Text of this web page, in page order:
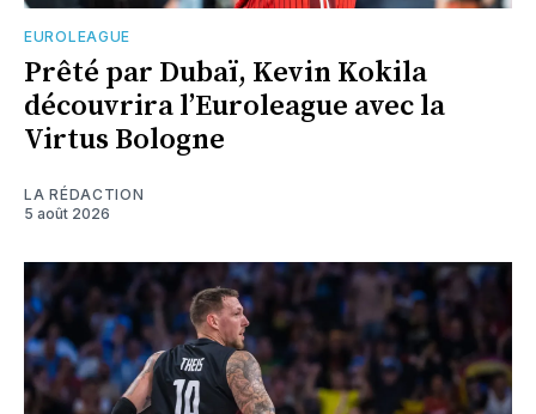
EUROLEAGUE
Prêté par Dubaï, Kevin Kokila
découvrira l’Euroleague avec la
Virtus Bologne
LA RÉDACTION
5 août 2026